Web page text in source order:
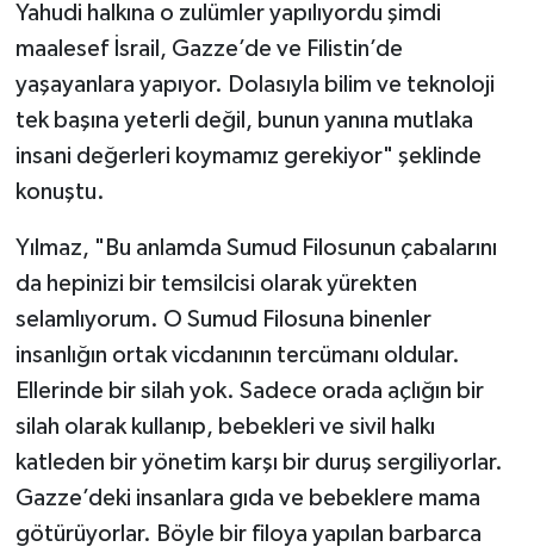
Yahudi halkına o zulümler yapılıyordu şimdi
maalesef İsrail, Gazze’de ve Filistin’de
yaşayanlara yapıyor. Dolasıyla bilim ve teknoloji
tek başına yeterli değil, bunun yanına mutlaka
insani değerleri koymamız gerekiyor" şeklinde
konuştu.
Yılmaz, "Bu anlamda Sumud Filosunun çabalarını
da hepinizi bir temsilcisi olarak yürekten
selamlıyorum. O Sumud Filosuna binenler
insanlığın ortak vicdanının tercümanı oldular.
Ellerinde bir silah yok. Sadece orada açlığın bir
silah olarak kullanıp, bebekleri ve sivil halkı
katleden bir yönetim karşı bir duruş sergiliyorlar.
Gazze’deki insanlara gıda ve bebeklere mama
götürüyorlar. Böyle bir filoya yapılan barbarca